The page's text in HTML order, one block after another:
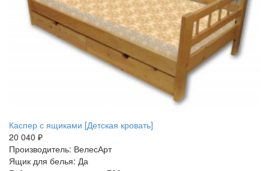
Каспер с ящиками [Детская кровать]
20 040 ₽
Производитель: ВелесАрт
Ящик для белья: Да